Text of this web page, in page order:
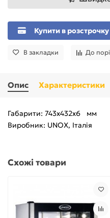
Купити в розстрочку
В закладки До
Опис Характеристики
Габарити: 743x432x6 мм
Виробник: UNOX, Італія
Схожі товари